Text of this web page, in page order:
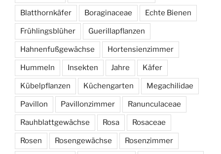
Blatthornkäfer Boraginaceae Echte Bienen
Frühlingsblüher Guerillapflanzen
Hahnenfußgewächse Hortensienzimmer
Hummeln Insekten Jahre Käfer
Kübelpflanzen Küchengarten Megachilidae
Pavillon Pavillonzimmer Ranunculaceae
Rauhblattgewächse Rosa Rosaceae
Rosen Rosengewächse Rosenzimmer